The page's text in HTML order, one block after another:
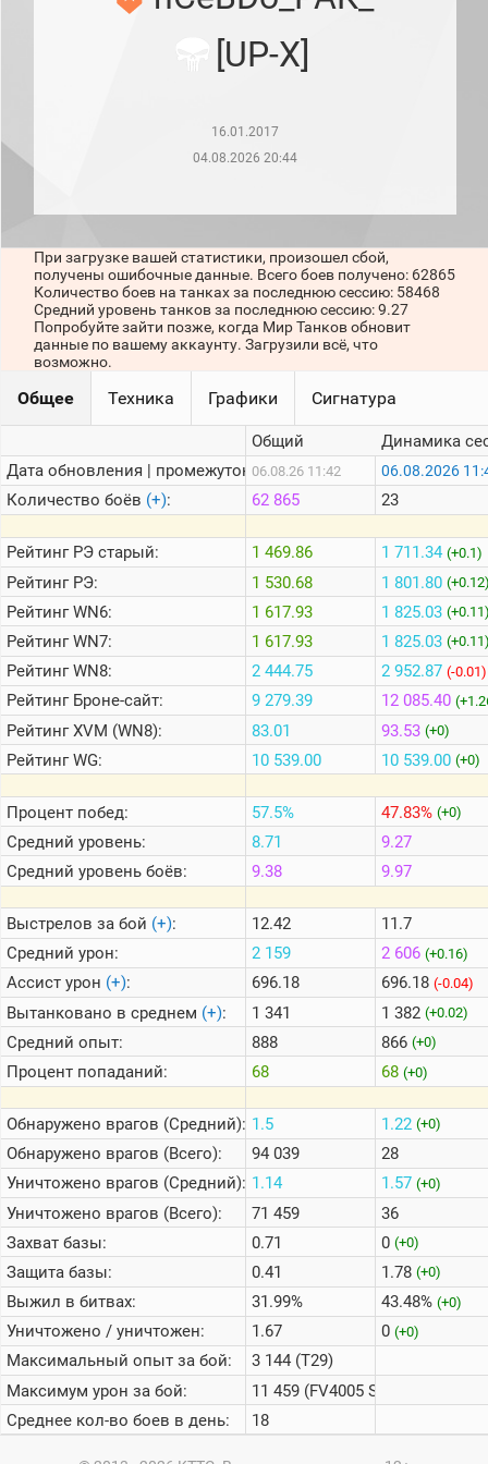
игроков
Кланы
Статистика
стримеров
Информация
Онлайн
Цветовая
шкала
Теlegram
ВК
Портал
Мира
Танков
[UP-X]
16.01.2017
04.08.2026 20:44
При загрузке вашей статистики, произошел сбой,
получены ошибочные данные. Всего боев получено: 62865
Количество боев на танках за последнюю сессию: 58468
Средний уровень танков за последнюю сессию: 9.27
Попробуйте зайти позже, когда Мир Танков обновит
данные по вашему аккаунту. Загрузили всё, что
возможно.
Общее Техника Графики Сигнатура
Дата обновления | промежуток:
Количество боёв (+):
РейтингРЭ старый:
РейтингРЭ:
РейтингWN6:
РейтингWN7:
РейтингWN8:
РейтингБроне-сайт:
РейтингXVM (WN8):
РейтингWG:
Процент побед:
Средний уровень:
Средний уровень боёв:
Выстрелов за бой (+):
Средний урон:
Ассист урон (+):
Вытанковано в среднем (+):
Средний опыт:
Процент попаданий:
Обнаружено врагов (Средний):
Обнаружено врагов (Всего):
Уничтожено врагов (Средний):
Уничтожено врагов (Всего):
Захват базы:
Защита базы:
Выжил в битвах:
Уничтожено / уничтожен:
Максимальный опыт за бой:
Максимум урон за бой:
Среднее кол-во боев в день:
Общий
06.08.26 11:42
62 865
1 469.86
1 530.68
1 617.93
1 617.93
2 444.75
9 279.39
83.01
10 539.00
57.5%
8.71
9.38
12.42
2 159
696.18
1 341
888
68
1.5
94 039
1.14
71 459
0.71
0.41
31.99%
1.67
3 144 (T29)
11 459 (FV4005 Stage II)
18
Динамика
06.08.2026
23
1 711.34 (+0.1)
1 801.80
1 825.03
1 825.03
2 952.87 (-0.01)
12 085.40
93.53 (+0)
10 539.00 (+0)
47.83% (+0)
9.27
9.97
11.7
2 606 (+0.16)
696.18 (-0.04)
1 382 (+0.02)
866 (+0)
68 (+0)
1.22 (+0)
28
1.57 (+0)
36
0 (+0)
1.78 (+0)
43.48% (+0)
0 (+0)